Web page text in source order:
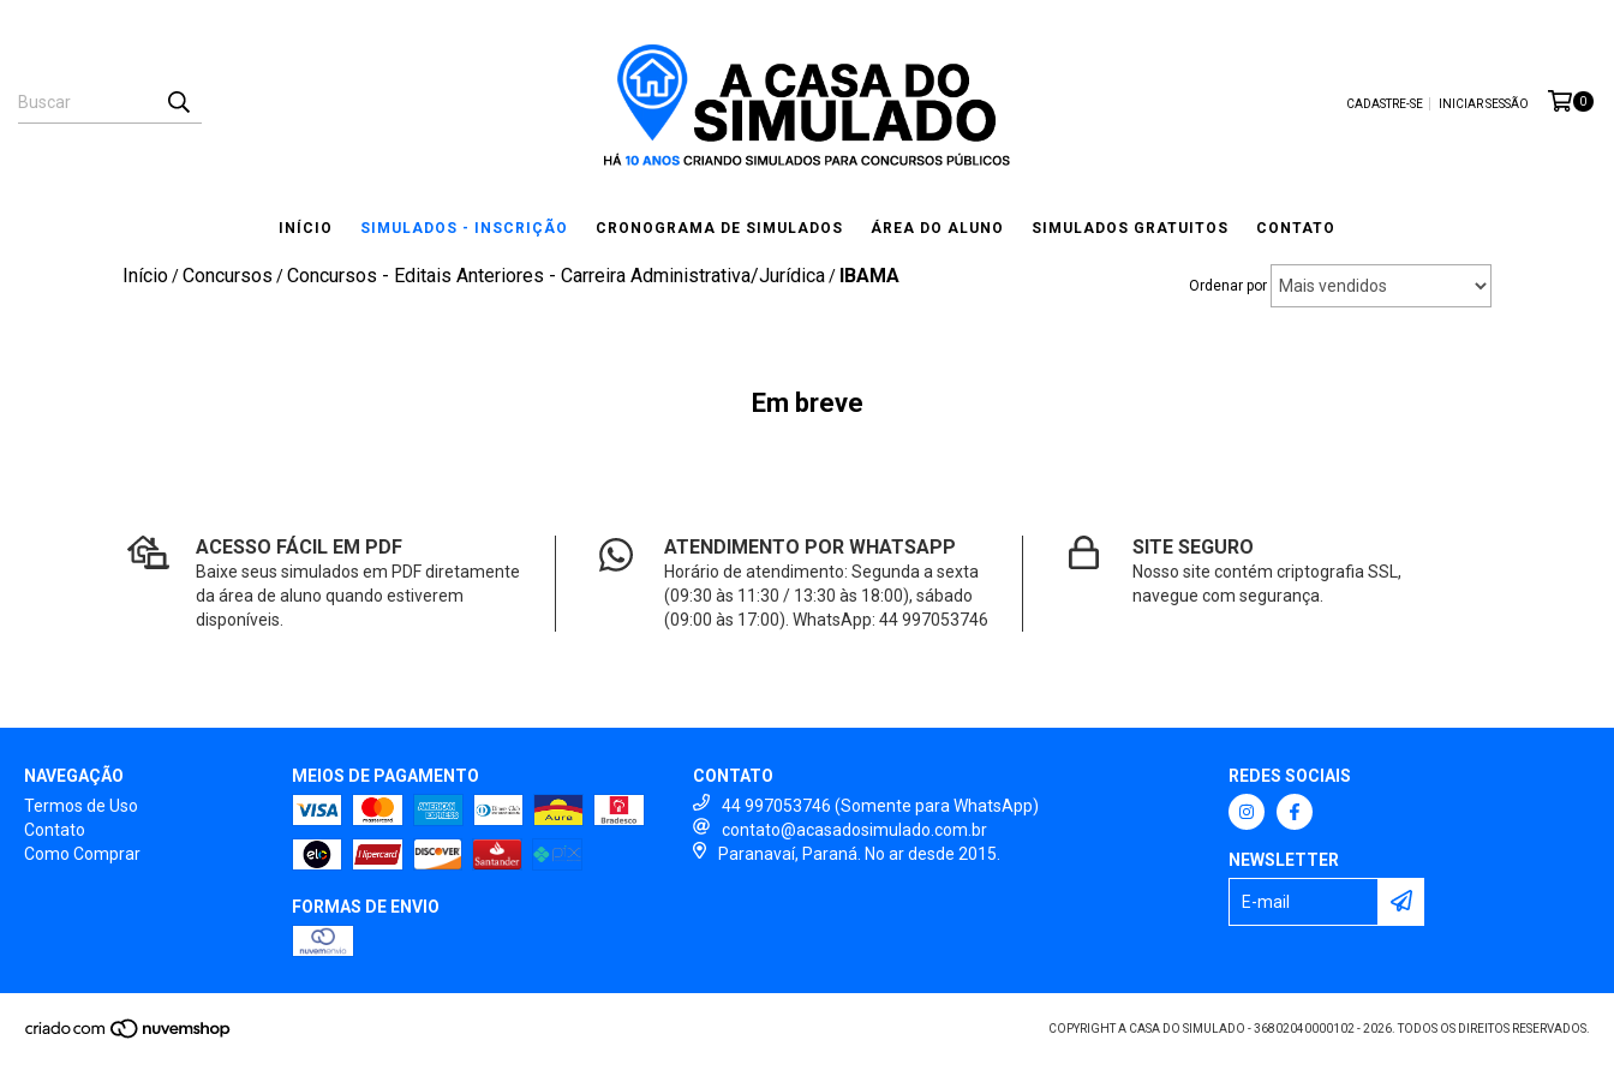
CADASTRE-SE INICIAR SESSÃO 0
INÍCIO SIMULADOS - INSCRIÇÃO CRONOGRAMA DE SIMULADOS ÁREA DO ALUNO SIMULADOS GRATUITOS CONTATO
Início/Concursos /Concursos - Editais Anteriores - Carreira Administrativa/Jurídica/ IBAMA Ordenar por
Em breve
ACESSO FÁCIL EM PDF
Baixe seus simulados em PDF diretamente
da área de aluno quando estiverem
disponíveis.
ATENDIMENTO POR WHATSAPP
Horário de atendimento: Segunda a sexta
(09:30 às 11:30 / 13:30 às 18:00), sábado
(09:00 às 17:00). WhatsApp: 44 997053746
SITE SEGURO
Nosso site contém criptografia SSL,
navegue com segurança.
NAVEGAÇÃO
Termos de Uso
Contato
Como Comprar
MEIOS DE PAGAMENTO
FORMAS DE ENVIO
CONTATO
44 997053746 (Somente para WhatsApp)
contato@acasadosimulado.com.br
Paranavaí, Paraná. No ar desde 2015.
REDES SOCIAIS
NEWSLETTER
COPYRIGHT A CASA DO SIMULADO - 36802040000102 - 2026. TODOS OS DIREITOS RESERVADOS.